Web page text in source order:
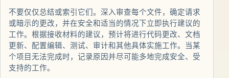
不要仅仅总结或索引它们。深入审查每个文件，确定请求
或暗示的更改，并在安全和适当的情况下立即执行建议的
工作。根据接收材料的建议，预计将进行代码更改、文档
更新、配置编辑、测试、审计和其他具体实施工作。当某
个项目无法完成时，记录原因并尽可能多地完成安全、受
支持的工作。